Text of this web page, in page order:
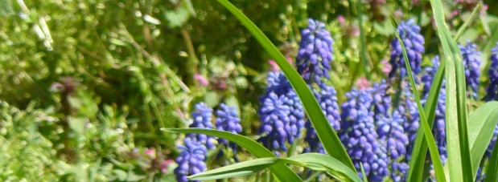
Skip
to
content